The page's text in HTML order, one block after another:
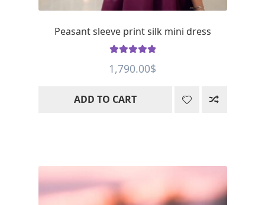
Peasant sleeve print silk mini dress
of 5
1,790.00$
ADD TO CART